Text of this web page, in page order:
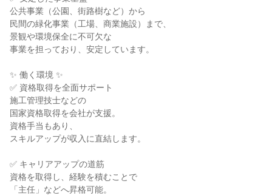
公共事業（公園、街路樹など）から
民間の緑化事業（工場、商業施設）まで、
景観や環境保全に不可欠な
事業を担っており、安定しています。
✨ 働く環境 ✨
✅ 資格取得を全面サポート
施工管理技士などの
国家資格取得を会社が支援。
資格手当もあり、
スキルアップが収入に直結します。
✅ キャリアアップの道筋
資格を取得し、経験を積むことで
「主任」などへ昇格可能。